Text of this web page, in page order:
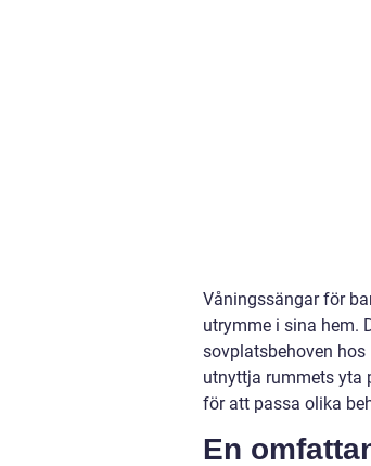
Våningssängar för
utrymme i sina hem.
sovplatsbehoven
utnyttja rummets yta
för att passa olika
En